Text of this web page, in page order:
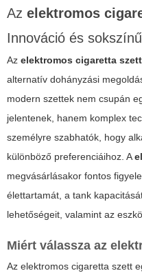
Az elektromos
Innováció és
Az elektromos cigaretta szett
alternatív dohányzási
modern szettek nem csupán
jelentenek, hanem komplex
személyre szabhatók, hogy
különböző preferenciáihoz. A
megvásárlásakor fontos
élettartamát, a tank
lehetőségeit, valamint az
Miért válassza az
Az elektromos cigaretta szett